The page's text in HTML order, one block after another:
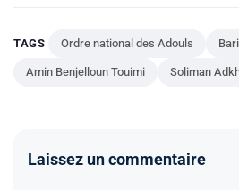
TAGS Ordre national des Adouls
Amin Benjelloun Touimi Soliman
Laissez un commentaire